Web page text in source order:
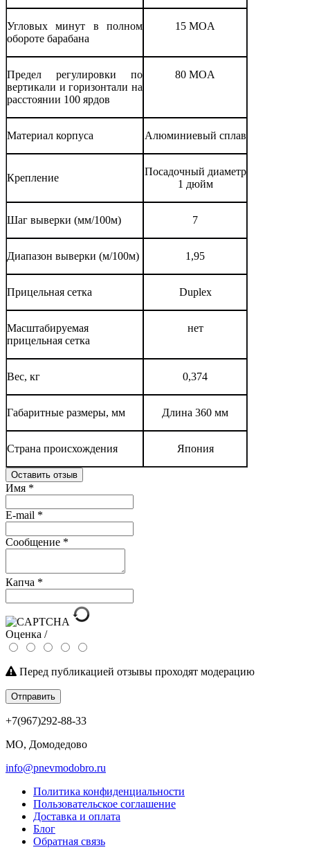
Угловых минут в полном
обороте барабана
15 MOA
Предел регулировки по
вертикали и горизонтали на
расстоянии 100 ярдов
80 MOA
Материал корпуса Алюминиевый сплав
Крепление
Посадочный диаметр
1 дюйм
Шаг выверки (мм/100м) 7
Диапазон выверки (м/100м) 1,95
Прицельная сетка Duplex
Масштабируемая
прицельная сетка
нет
Вес, кг 0,374
Габаритные размеры, мм Длина 360 мм
Страна происхождения Япония
Оставить отзыв
Имя *
E-mail *
Сообщение *
Капча *
Оценка /
Перед публикацией отзывы проходят модерацию
Отправить
+7(967)292-88-33
МО, Домодедово
info@pnevmodobro.ru
Политика конфиденциальности
Пользовательское соглашение
Доставка и оплата
Блог
Обратная связь